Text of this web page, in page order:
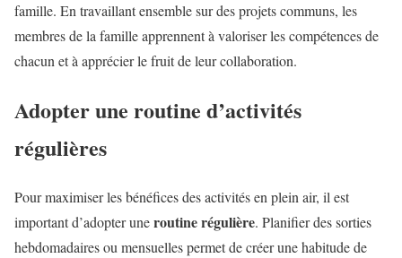
famille. En travaillant ensemble sur des projets communs, les
membres de la famille apprennent à valoriser les compétences de
chacun et à apprécier le fruit de leur collaboration.
Adopter une routine d’activités
régulières
Pour maximiser les bénéfices des activités en plein air, il est
important d’adopter uneroutine régulière. Planifier des sorties
hebdomadaires ou mensuelles permet de créer une habitude de